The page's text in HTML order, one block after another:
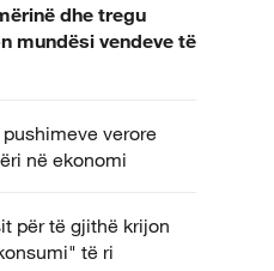
dhe tregu
mundësi vendeve të
verore
në ekonomi
për të gjithë krijon
të ri